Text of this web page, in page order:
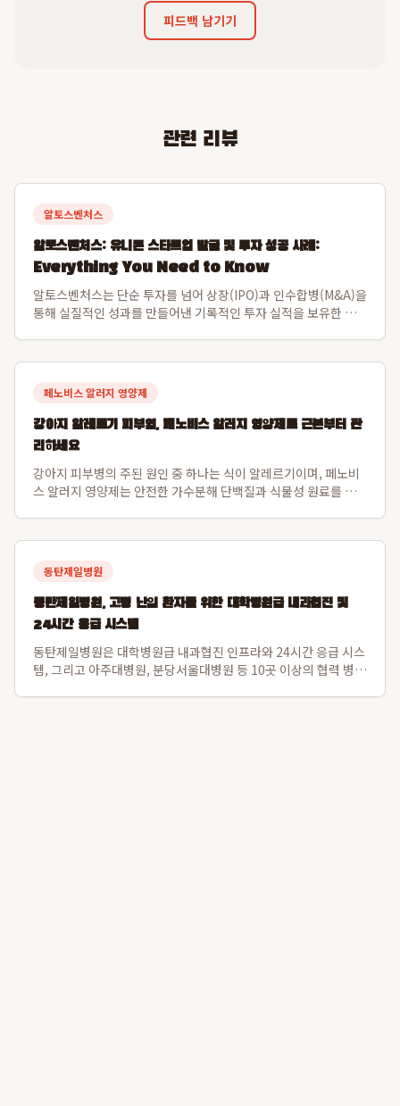
피드백 남기기
관련 리뷰
알토스벤처스
알토스벤처스: 유니콘 스타트업 발굴 및 투자 성공 사례:
Everything You Need to Know
알토스벤처스는 단순 투자를 넘어 상장(IPO)과 인수합병(M&A)을
통해 실질적인 성과를 만들어낸 기록적인 투자 실적을 보유한 선
선도해왔습니다. 알토스벤처스...
페노비스 알러지 영양제
강아지 알레르기 피부염, 페노비스 알러지 영양제로 근본부터 관
리하세요
강아지 피부병의 주된 원인 중 하나는 식이 알레르기이며, 페노비
스 알러지 영양제는 안전한 가수분해 단백질과 식물성 원료를 사
과 직결된 강아지 피부면역 강화를...
동탄제일병원
동탄제일병원, 고령 난임 환자를 위한 대학병원급 내과협진 및
24시간 응급 시스템
동탄제일병원은 대학병원급 내과협진 인프라와 24시간 응급 시스
템, 그리고 아주대병원, 분당서울대병원 등 10곳 이상의 협력 병원